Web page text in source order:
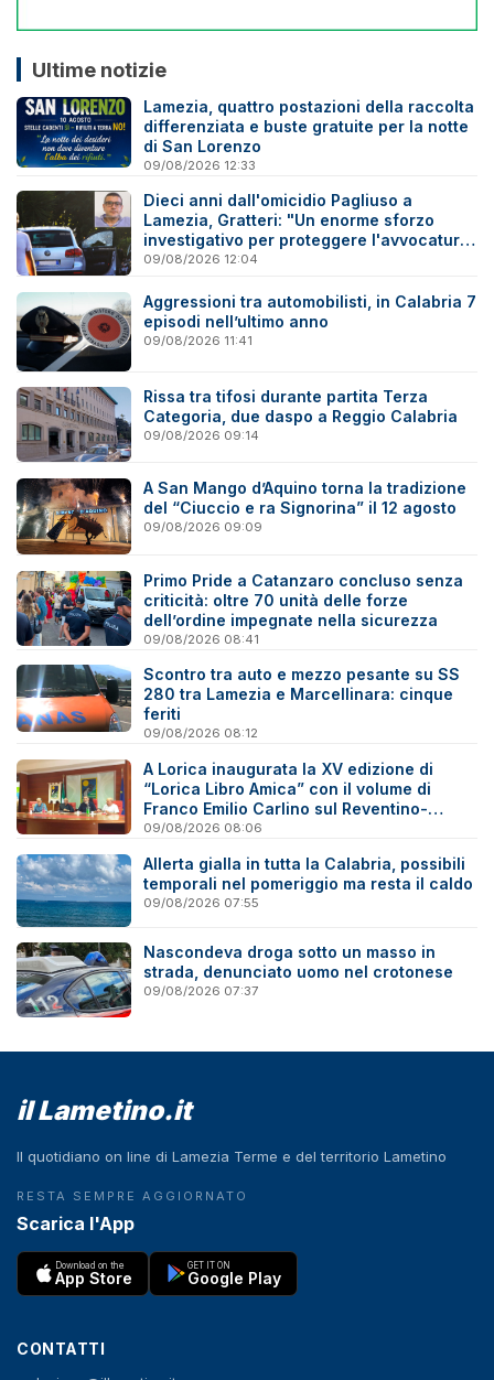
Ultime notizie
Lamezia, quattro postazioni della raccolta
differenziata e buste gratuite per la notte
di San Lorenzo
09/08/2026 12:33
Dieci anni dall'omicidio Pagliuso a
Lamezia, Gratteri: "Un enorme sforzo
investigativo per proteggere l'avvocatura
onesta"
09/08/2026 12:04
Aggressioni tra automobilisti, in Calabria 7
episodi nell’ultimo anno
09/08/2026 11:41
Rissa tra tifosi durante partita Terza
Categoria, due daspo a Reggio Calabria
09/08/2026 09:14
A San Mango d’Aquino torna la tradizione
del “Ciuccio e ra Signorina” il 12 agosto
09/08/2026 09:09
Primo Pride a Catanzaro concluso senza
criticità: oltre 70 unità delle forze
dell’ordine impegnate nella sicurezza
09/08/2026 08:41
Scontro tra auto e mezzo pesante su SS
280 tra Lamezia e Marcellinara: cinque
feriti
09/08/2026 08:12
A Lorica inaugurata la XV edizione di
“Lorica Libro Amica” con il volume di
Franco Emilio Carlino sul Reventino-
Savuto
09/08/2026 08:06
Allerta gialla in tutta la Calabria, possibili
temporali nel pomeriggio ma resta il caldo
09/08/2026 07:55
Nascondeva droga sotto un masso in
strada, denunciato uomo nel crotonese
09/08/2026 07:37
il Lametino.it
Il quotidiano on line di Lamezia Terme e del territorio Lametino
RESTA SEMPRE AGGIORNATO
Scarica l'App
Download on the
App Store
GET IT ON
Google Play
CONTATTI